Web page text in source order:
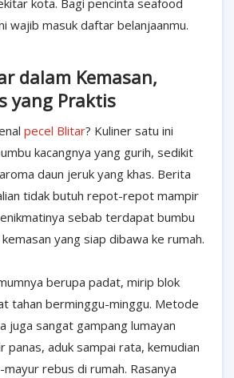
kota. Bagi pencinta seafood
wajib masuk daftar belanjaanmu.
dalam Kemasan,
yang Praktis
pecel Blitar? Kuliner satu ini
kacangnya yang gurih, sedikit
daun jeruk yang khas. Berita
tidak butuh repot-repot mampir
sebab terdapat bumbu
yang siap dibawa ke rumah.
berupa padat, mirip blok
tahan berminggu-minggu. Metode
juga sangat gampang lumayan
panas, aduk sampai rata, kemudian
rebus di rumah. Rasanya